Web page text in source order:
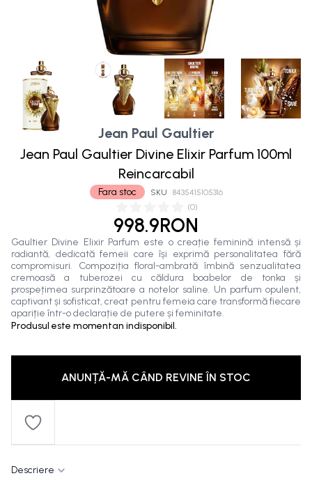
(0)
Fara stoc SKU 8435415105316
Jean Paul Gaultier
Jean Paul Gaultier Divine Elixir Parfum 100ml
Reincarcabil
998.9RON
Gaultier Divine Elixir Parfum este o creație feminină intensă și
radiantă, dedicată femeii care își exprimă personalitatea fără
compromisuri. Compoziția floral-ambrată îmbină senzualitatea
cremoasă a tuberozei cu căldura boabelor de tonka și
prospețimea surprinzătoare a notelor saline. Un parfum opulent,
captivant și sofisticat, creat pentru femeia care transformă fiecare
apariție într-o declarație de putere și feminitate.
Produsul este momentan indisponibil.
ANUNȚĂ-MĂ CÂND REVINE ÎN STOC
Descriere